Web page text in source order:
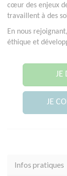
cœur des enjeux
travaillent à des
En nous
éthique et
JE
JE
Infos pratiques